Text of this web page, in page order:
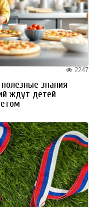
2247
знания
ждут детей